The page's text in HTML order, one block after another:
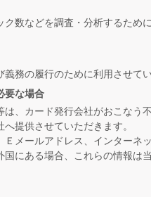
数などを調査・分析するため
務の履行のために利用させてい
要な場合
、カード発行会社がおこなう
提供させていただきます。
メールアドレス、インターネ
にある場合、これらの情報は